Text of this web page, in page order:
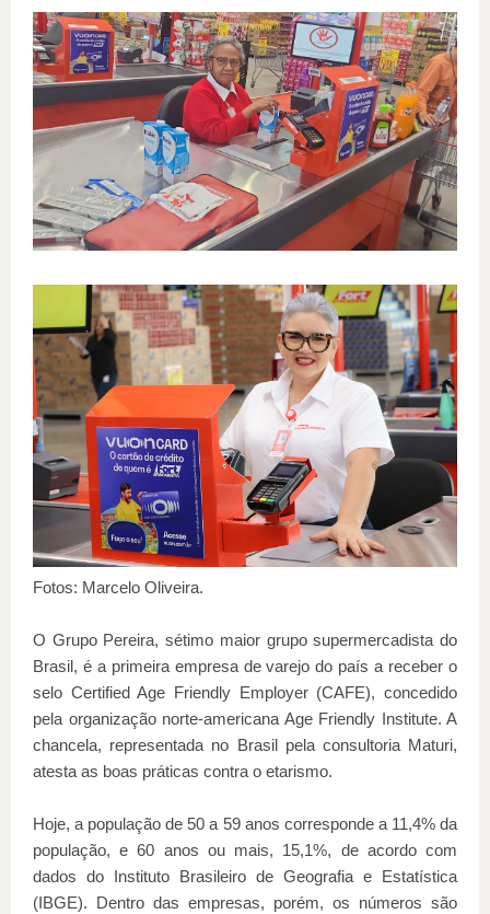
Fotos: Marcelo Oliveira.
O Grupo Pereira, sétimo maior grupo supermercadista do
Brasil, é a primeira empresa de varejo do país a receber o
selo Certified Age Friendly Employer (CAFE), concedido
pela organização norte-americana Age Friendly Institute. A
chancela, representada no Brasil pela consultoria Maturi,
atesta as boas práticas contra o etarismo.
Hoje, a população de 50 a 59 anos corresponde a 11,4% da
população, e 60 anos ou mais, 15,1%, de acordo com
dados do Instituto Brasileiro de Geografia e Estatística
(IBGE). Dentro das empresas, porém, os números são